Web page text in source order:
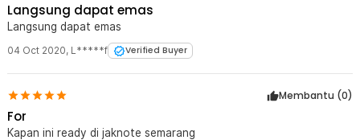
Langsung dapat emas
Langsung dapat emas
04 Oct 2020, L*****f Verified Buyer
Membantu (0)
For
Kapan ini ready di jaknote semarang